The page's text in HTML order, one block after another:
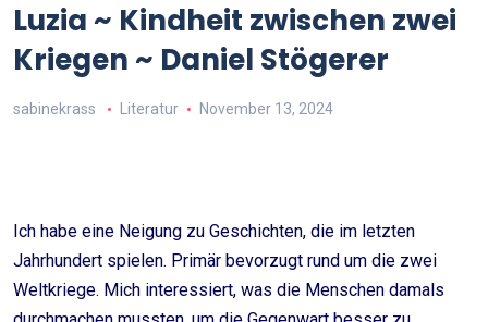
Luzia ~ Kindheit zwischen zwei
Kriegen ~ Daniel Stögerer
sabinekrass Literatur November 13, 2024
Ich habe eine Neigung zu Geschichten, die im letzten
Jahrhundert spielen. Primär bevorzugt rund um die zwei
Weltkriege. Mich interessiert, was die Menschen damals